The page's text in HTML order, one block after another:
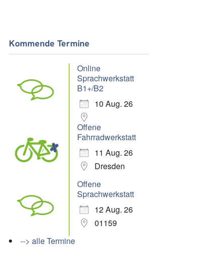
Kommende Termine
Online
Sprachwerkstatt
B1+/B2
10 Aug. 26
Offene
Fahrradwerkstatt
11 Aug. 26
Dresden
Offene
Sprachwerkstatt
12 Aug. 26
01159
--> alle Termine